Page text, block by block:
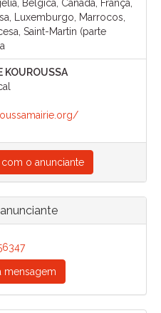
Bélgica, Canadá, França,
Luxemburgo, Marrocos,
Saint-Martin (parte
KOUROUSSA
o anunciante
mensagem